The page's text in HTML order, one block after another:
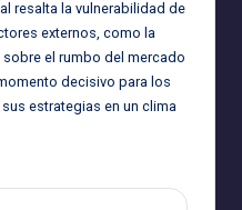
resalta la vulnerabilidad de
externos, como la
el rumbo del mercado
decisivo para los
estrategias en un clima